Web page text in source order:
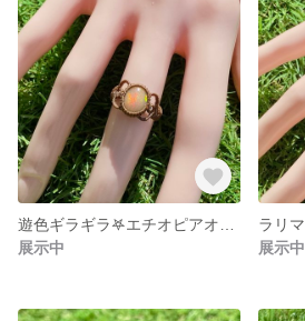
展示中
展示中